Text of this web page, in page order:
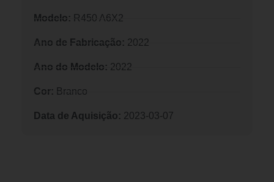
Modelo: R450 A6X2
Ano de Fabricação: 2022
Ano do Modelo: 2022
Cor: Branco
Data de Aquisição: 2023-03-07